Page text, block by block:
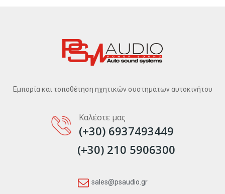
Εμπορία και τοποθέτηση ηχητικών συστημάτων αυτοκινήτου
Καλέστε μας
(+30) 6937493449
(+30) 210 5906300
sales@psaudio.gr